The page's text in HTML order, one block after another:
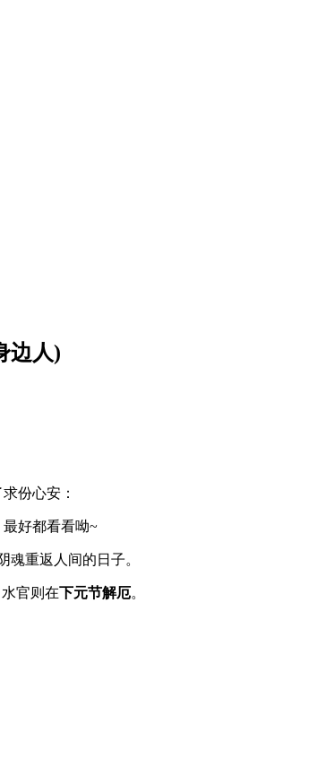
边人)
份心安：
好都看看呦~
魂重返人间的日子。
官则在下元节解厄。